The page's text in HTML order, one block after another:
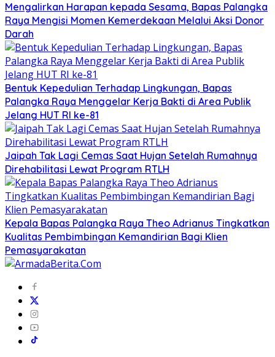
Mengalirkan Harapan kepada Sesama, Bapas Palangka
Raya Mengisi Momen Kemerdekaan Melalui Aksi Donor
Darah
Bentuk Kepedulian Terhadap Lingkungan, Bapas
Palangka Raya Menggelar Kerja Bakti di Area Publik
Jelang HUT RI ke-81
Jaipah Tak Lagi Cemas Saat Hujan Setelah Rumahnya
Direhabilitasi Lewat Program RTLH
Kepala Bapas Palangka Raya Theo Adrianus Tingkatkan
Kualitas Pembimbingan Kemandirian Bagi Klien
Pemasyarakatan